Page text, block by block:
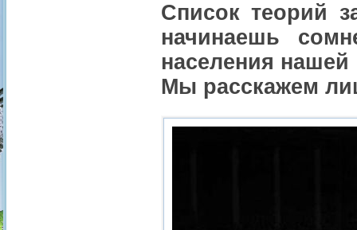
Список теорий
начинаешь
населения
Мы расскажем